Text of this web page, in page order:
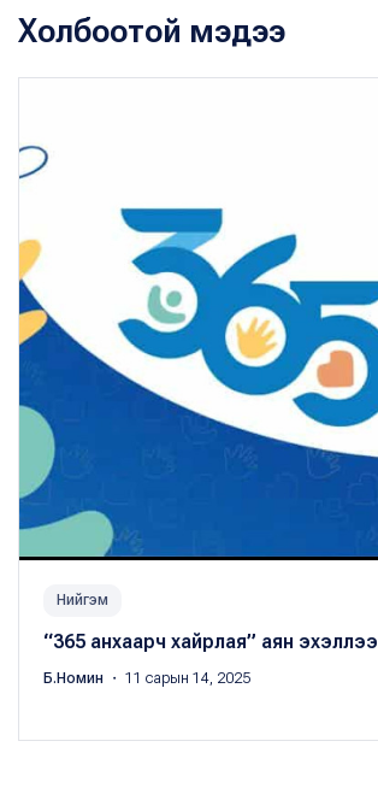
Холбоотой мэдээ
Нийгэм
​“365 анхаарч хайрлая” аян эхэллээ
Б.Номин ・ 11 сарын 14, 2025